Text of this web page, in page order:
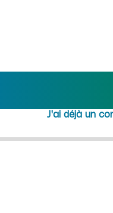
Rejoindre
J'ai déjà un